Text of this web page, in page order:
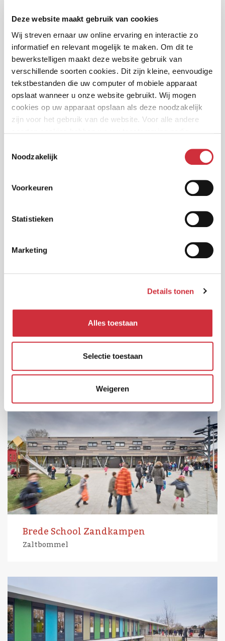
Deze website maakt gebruik van cookies
Wij streven ernaar uw online ervaring en interactie zo
informatief en relevant mogelijk te maken. Om dit te
bewerkstelligen maakt deze website gebruik van
verschillende soorten cookies. Dit zijn kleine, eenvoudige
tekstbestanden die uw computer of mobiele apparaat
opslaat wanneer u onze website gebruikt. Wij mogen
cookies op uw apparaat opslaan als deze noodzakelijk
zijn voor het gebruik van de website. Voor alle andere
Noodzakelijk
Voorkeuren
Statistieken
Marketing
Details tonen
Alles toestaan
Selectie toestaan
Weigeren
Drunen
Herman Broerenschool
Brede School Zandkampen
Zaltbommel